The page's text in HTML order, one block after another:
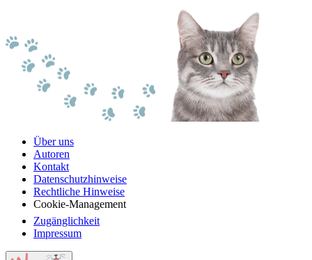
Über uns
Autoren
Kontakt
Datenschutzhinweise
Rechtliche Hinweise
Cookie-Management
Zugänglichkeit
Impressum